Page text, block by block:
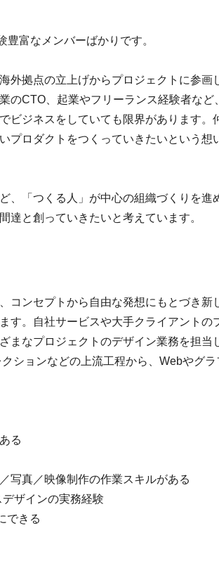
富なメンバーばかりです。
外拠点の立上げからプロジェクトに参画
のCTO、起業やフリーランス経験者など
ビジネスをしていても限界があります。
プロダクトをつくっていきたいという想
、「つくる人」が中心の組織づくりを進
達と創っていきたいと考えています。
コンセプトから自由な発想にもとづき新
す。自社サービスや大手クライアントの
まなプロジェクトのデザイン業務を担当
ションなどの上流工程から、Webやグ
る
写真／映像制作の作業スキルがある
ザインの実務経験
できる